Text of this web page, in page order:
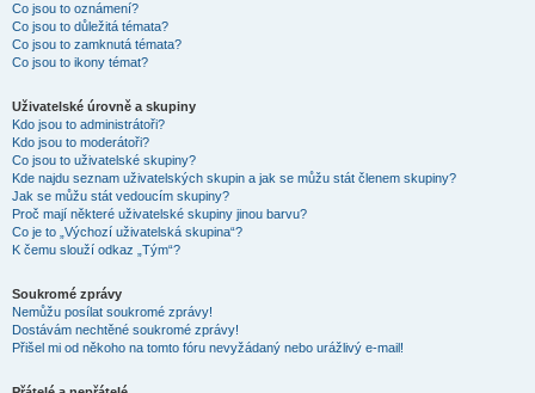
Co jsou to oznámení?
Co jsou to důležitá témata?
Co jsou to zamknutá témata?
Co jsou to ikony témat?
Uživatelské úrovně a skupiny
Kdo jsou to administrátoři?
Kdo jsou to moderátoři?
Co jsou to uživatelské skupiny?
Kde najdu seznam uživatelských skupin a jak se můžu stát členem skupiny?
Jak se můžu stát vedoucím skupiny?
Proč mají některé uživatelské skupiny jinou barvu?
Co je to „Výchozí uživatelská skupina“?
K čemu slouží odkaz „Tým“?
Soukromé zprávy
Nemůžu posílat soukromé zprávy!
Dostávám nechtěné soukromé zprávy!
Přišel mi od někoho na tomto fóru nevyžádaný nebo urážlivý e-mail!